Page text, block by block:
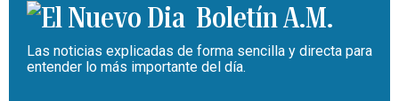
Boletín A.M.
Las noticias explicadas de forma sencilla y directa para
entender lo más importante del día.